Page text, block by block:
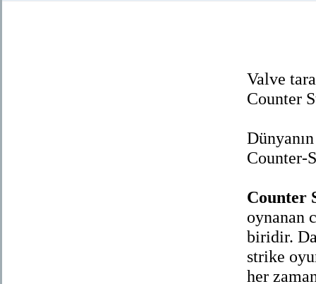
Valve
Counter
Counter-
Counter
oynanan
biridir.
strike
her